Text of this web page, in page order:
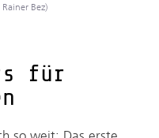
Bez)
für